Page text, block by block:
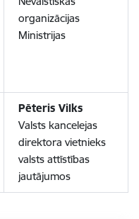
organizācijas
Ministrijas
Pēteris Vilks
Valsts kancelejas
direktora vietnieks
valsts attīstības
jautājumos